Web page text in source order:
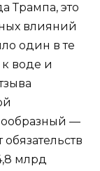
Трампа, это
влияний
один в те
воде и
—
млрд